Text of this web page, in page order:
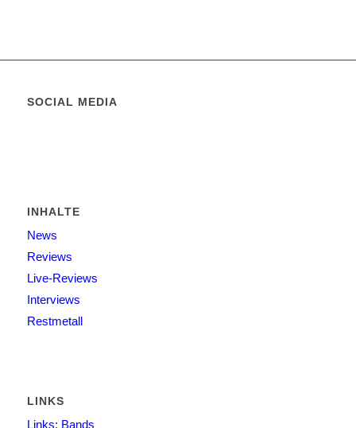
SOCIAL MEDIA
INHALTE
News
Reviews
Live-Reviews
Interviews
Restmetall
LINKS
Links: Bands